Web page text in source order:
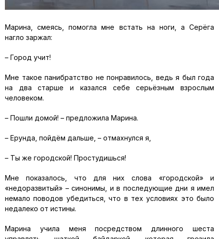
Марина, смеясь, помогла мне встать на ноги, а Серёга
нагло заржал:
– Город учит!
Мне такое панибратство не понравилось, ведь я был года
на два старше и казался себе серьёзным взрослым
человеком.
– Пошли домой! – предложила Марина.
– Ерунда, пойдём дальше, – отмахнулся я,
– Ты же городской! Простудишься!
Мне показалось, что для них слова «городской» и
«недоразвитый» – синонимы, и в последующие дни я имел
немало поводов убедиться, что в тех условиях это было
недалеко от истины.
Марина учила меня посредством длинного шеста